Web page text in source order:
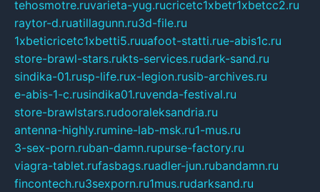
tehosmotre.ruvarieta-yug.rucricetc1xbetr1xbetcc2.ru
raytor-d.ruatillagunn.ru3d-file.ru
1xbeticricetc1xbetti5.ruuafoot-statti.rue-abis1c.ru
store-brawl-stars.rukts-services.rudark-sand.ru
sindika-01.rusp-life.rux-legion.rusib-archives.ru
e-abis-1-c.rusindika01.ruvenda-festival.ru
store-brawlstars.rudooraleksandria.ru
antenna-highly.rumine-lab-msk.ru1-mus.ru
3-sex-porn.ruban-damn.rupurse-factory.ru
viagra-tablet.rufasbags.ruadler-jun.rubandamn.ru
fincontech.ru3sexporn.ru1mus.rudarksand.ru